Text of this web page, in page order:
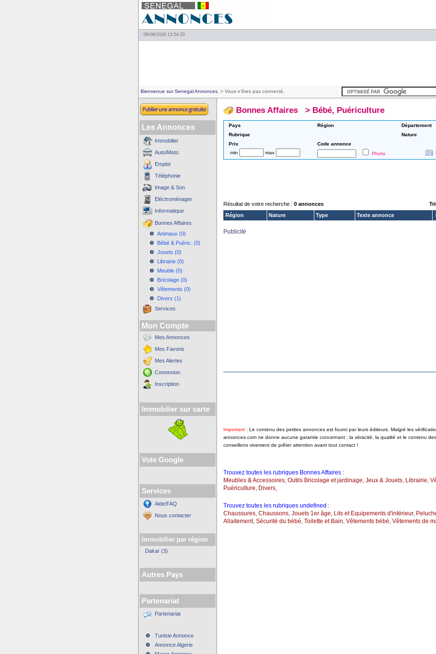
06/08/2026 13:54:20
Bienvenue sur Senegal Annonces. > Vous n'êtes pas connecté.
Les Annonces
Immobilier
Auto/Moto
Emploi
Téléphonie
Image & Son
Eléctroménager
Informatique
Bonnes Affaires
Animaux (0)
Bébé & Puéric. (0)
Jouets (0)
Librairie (0)
Meuble (0)
Bricolage (0)
Vêtements (0)
Divers (1)
Services
Mon Compte
Mes Annonces
Mes Favoris
Mes Alertes
Connexion
Inscription
Immobilier sur carte
Vote Google
Services
Aide/FAQ
Nous contacter
Immobilier par région
Dakar (3)
Autres Pays
Partenariat
Partenariat
Tunisie Annonce
Annonce Algerie
Bonnes Affaires > Bébé, Puériculture
Pays Région Département
Rubrique
Nature
Prix
Code annonce
min
max Photo
Résultat de votre recherche : 0 annonces
Région
Nature Type Texte annonce
Publicité
Important : Le contenu des petites annonces est fourni par leurs éditeurs. Malgré les
annonces.com ne donne aucune garantie concernant : la véracité, la qualité et le contenu
conseillons vivement de prêter attention avant tout contact !
Trouvez toutes les rubriques Bonnes Affaires :
Meubles & Accessoires, Outils Bricolage et jardinage, Jeux & Jouets, Librairie,
Puériculture, Divers,
Trouvez toutes les rubriques undefined :
Chaussures, Chaussons, Jouets 1er âge, Lits et Equipements d'intérieur,
Allaitement, Sécurité du bébé, Toilette et Bain, Vêtements bébé, Vêtements de